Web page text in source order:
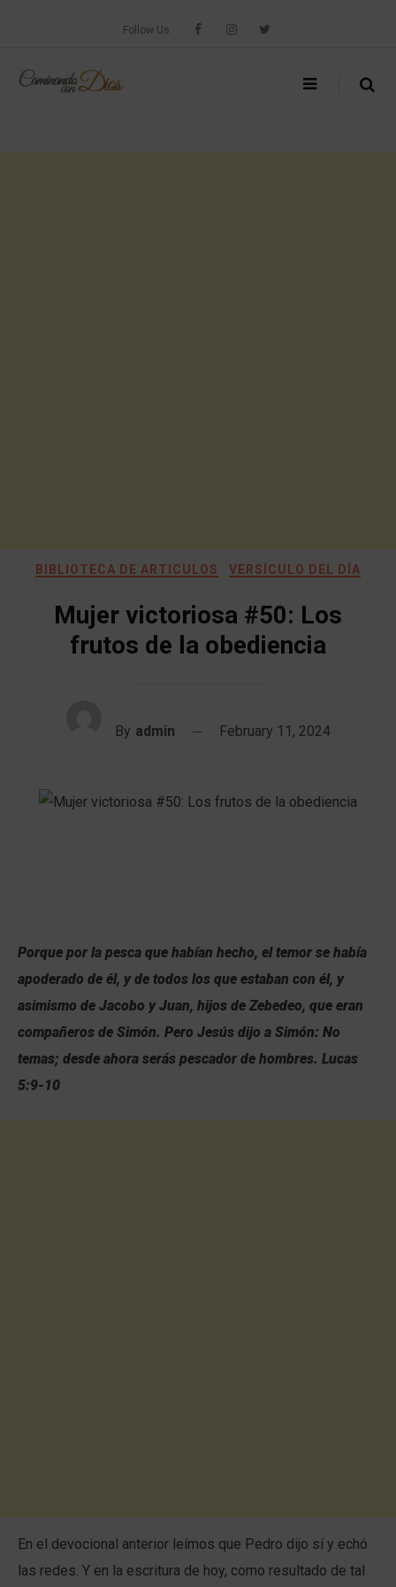
Follow Us
BIBLIOTECA DE ARTICULOS VERSÍCULO DEL DÍA
Mujer victoriosa #50: Los
frutos de la obediencia
By admin February 11, 2024
Porque por la pesca que habían hecho, el temor se había
apoderado de él, y de todos los que estaban con él, y
asimismo de Jacobo y Juan, hijos de Zebedeo, que eran
compañeros de Simón. Pero Jesús dijo a Simón: No
temas; desde ahora serás pescador de hombres. Lucas
5:9-10
En el devocional anterior leímos que Pedro dijo sí y echó
las redes. Y en la escritura de hoy, como resultado de tal